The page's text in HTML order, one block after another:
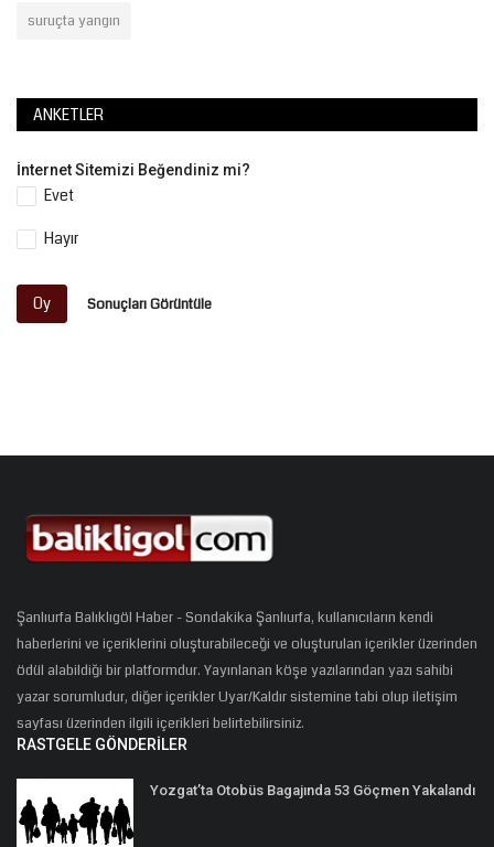
suruçta yangın
ANKETLER
İnternet Sitemizi Beğendiniz mi?
Evet
Hayır
Oy Sonuçları Görüntüle
Şanlıurfa Balıklıgöl Haber - Sondakika Şanlıurfa, kullanıcıların kendi
haberlerini ve içeriklerini oluşturabileceği ve oluşturulan içerikler üzerinden
ödül alabildiği bir platformdur. Yayınlanan köşe yazılarından yazı sahibi
yazar sorumludur, diğer içerikler Uyar/Kaldır sistemine tabi olup iletişim
sayfası üzerinden ilgili içerikleri belirtebilirsiniz.
RASTGELE GÖNDERILER
Yozgat’ta Otobüs Bagajında 53 Göçmen Yakalandı